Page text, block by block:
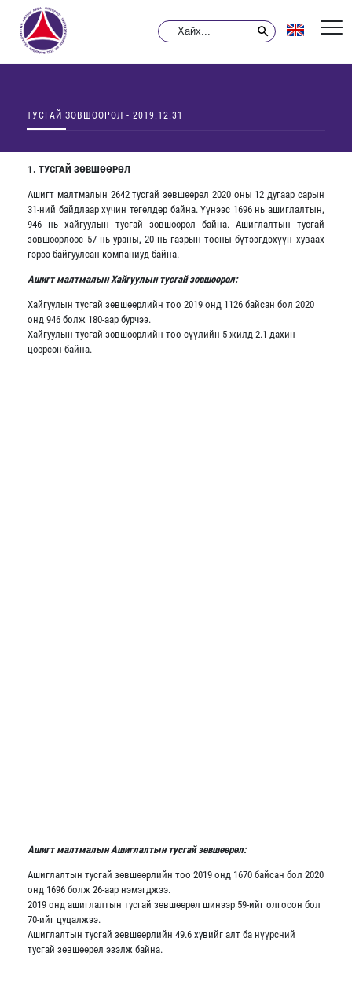
ТУСГАЙ ЗӨВШӨӨРӨЛ - 2019.12.31
1. ТУСГАЙ ЗӨВШӨӨРӨЛ
Ашигт малтмалын 2642 тусгай зөвшөөрөл 2020 оны 12 дугаар сарын
31-ний байдлаар хүчин төгөлдөр байна. Үүнээс 1696 нь ашиглалтын,
946 нь хайгуулын тусгай зөвшөөрөл байна. Ашиглалтын тусгай
зөвшөөрлөөс 57 нь ураны, 20 нь газрын тосны бүтээгдэхүүн хуваах
гэрээ байгуулсан компаниуд байна.
Ашигт малтмалын Хайгуулын тусгай зөвшөөрөл:
Хайгуулын тусгай зөвшөөрлийн тоо 2019 онд 1126 байсан бол 2020
онд 946 болж 180-аар бурчээ.
Хайгуулын тусгай зөвшөөрлийн тоо сүүлийн 5 жилд 2.1 дахин
цөөрсөн байна.
Ашигт малтмалын Ашиглалтын тусгай зөвшөөрөл:
Ашиглалтын тусгай зөвшөөрлийн тоо 2019 онд 1670 байсан бол 2020
онд 1696 болж 26-аар нэмэгджээ.
2019 онд ашиглалтын тусгай зөвшөөрөл шинээр 59-ийг олгосон бол
70-ийг цуцалжээ.
Ашиглалтын тусгай зөвшөөрлийн 49.6 хувийг алт ба нүүрсний
тусгай зөвшөөрөл эзэлж байна.